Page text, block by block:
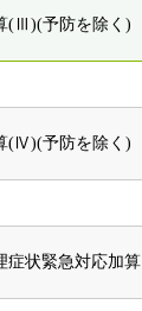
(Ⅲ)(予防を除く)
(Ⅳ)(予防を除く)
症状緊急対応加算